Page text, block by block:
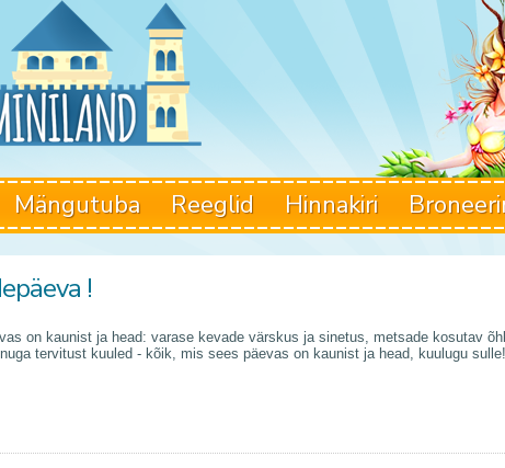
Mängutuba Reeglid Hinnakiri
!
on kaunist ja head: varase kevade värskus ja sinetus, metsade kosutav
tervitust kuuled - kõik, mis sees päevas on kaunist ja head, kuulugu